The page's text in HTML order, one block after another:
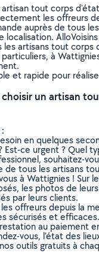
artisan tout corps
les offreurs
auprès de tous
localisation.
les artisans tout corps
à
et rapide pour
un artisan
en quelques
Est-ce urgent ? Quel
souhaitez-
de tous les artisans
à Wattignies ! Sur
les photos de
par leurs clients.
offreurs depuis la
sécurisés et efficaces.
au paiement
vous, l’état des
outils gratuits à